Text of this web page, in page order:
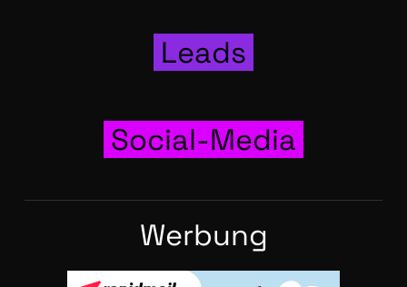
Leads
Social-Media
Wer­bung